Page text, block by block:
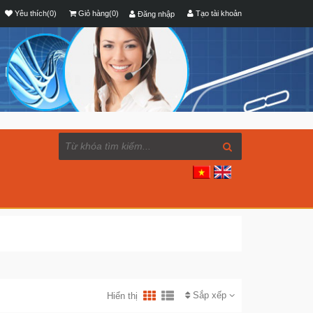
Đăng nhập Tạo tài khoản
Yêu thích(0) Giỏ hàng(0)
Sắp xếp
Hiển thị